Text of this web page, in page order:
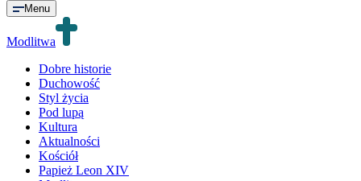
Menu
Modlitwa
Dobre historie
Duchowość
Styl życia
Pod lupą
Kultura
Aktualności
Kościół
Papież Leon XIV